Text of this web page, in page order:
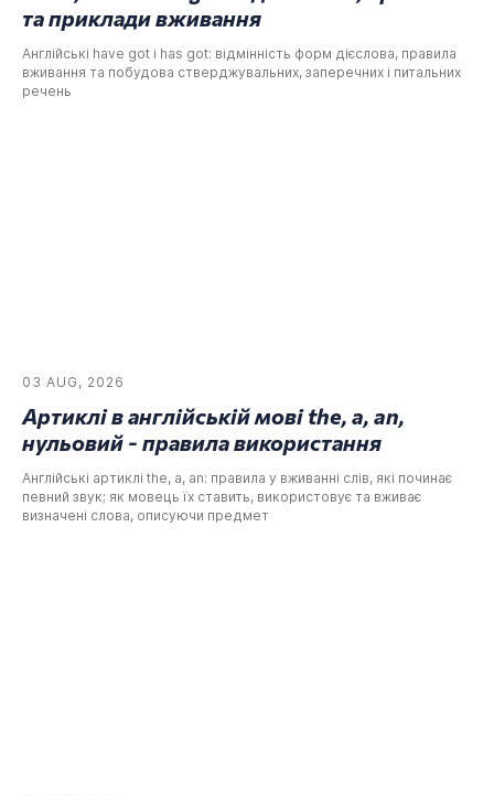
та приклади вживання
Англійські have got і has got: відмінність форм дієслова, правила
вживання та побудова стверджувальних, заперечних і питальних
речень
03 AUG, 2026
Артиклі в англійській мові the, a, an,
нульовий - правила використання
Англійські артиклі the, a, an: правила у вживанні слів, які починає
певний звук; як мовець їх ставить, використовує та вживає
визначені слова, описуючи предмет